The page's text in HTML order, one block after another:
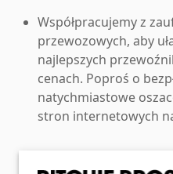
Współpracujemy z
przewozowych, aby
najlepszych
cenach. Poproś o
natychmiastowe
stron internetowych